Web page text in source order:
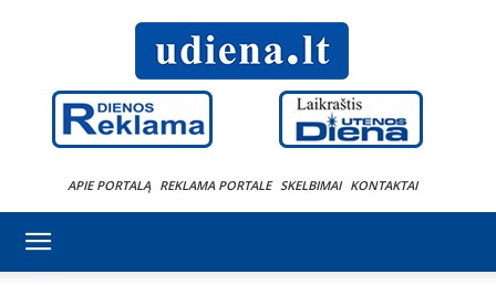
APIE PORTALĄ REKLAMA PORTALE SKELBIMAI KONTAKTAI